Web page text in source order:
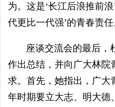
为。这是‘长江后浪推前
代更比一代强’的青春责任
座谈交流会的最后，
作出总结，并向广大林院
求。首先，她指出，广大
年时期要立大志、明大德